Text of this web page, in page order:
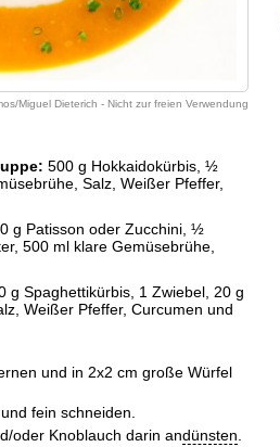
Miguel Dieterich - Nicht zur freien Verwendung
500 g Hokkaidokürbis, ½
Salz, Weißer Pfeffer,
g Patisson oder Zucchini, ½
500 ml klare Gemüsebrühe,
g Spaghettikürbis, 1 Zwiebel, 20 g
Weißer Pfeffer, Curcumen und
und in 2x2 cm große Würfel
fein schneiden.
oder Knoblauch darin andünsten